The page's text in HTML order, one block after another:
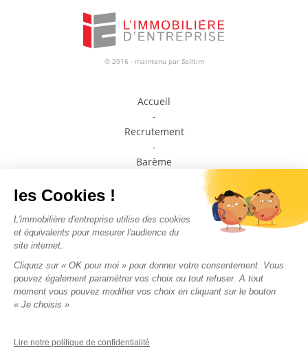
© 2016 - maintenu par Selltim
Accueil
-
Recrutement
-
Barème
Prendre contact avec un conseiller
Médiateur de la consommation
-
-
Mentions légales
-
Nous suivre sur les
réseaux sociaux